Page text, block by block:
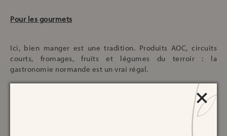
Pour les gourmets
Ici, bien manger est une tradition. Produits AOC, circuits
courts, fromages, fruits et légumes du terroir : la
gastronomie normande est un vrai régal.
A Ouistreham, les marchés mettent à l'honneur les saveurs
Au port, le marché aux poissons ouvert tous les matins vous
propose le meilleur de la mer, avec en vedette la fameuse
×